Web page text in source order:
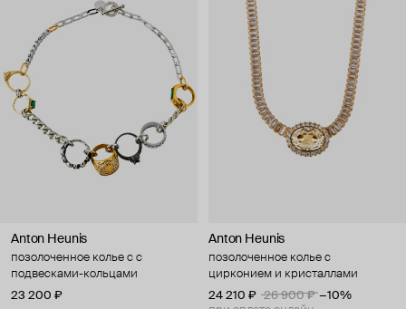
Anton Heunis
позолоченное колье с с
подвесками-кольцами
23 200 ₽
Anton Heunis
позолоченное колье с
цирконием и кристаллами
24 210 ₽
26 900 ₽ −10%